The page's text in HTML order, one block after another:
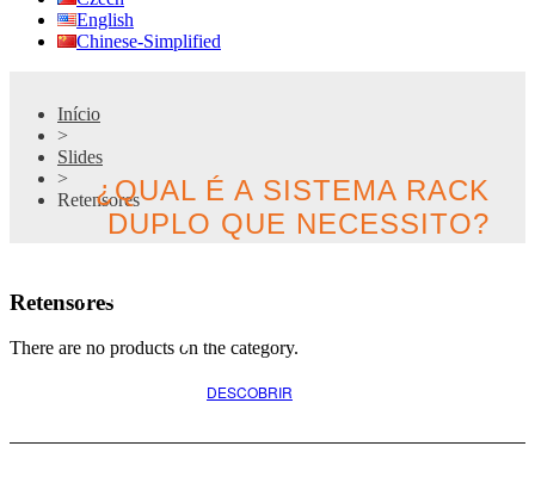
English
Chinese-Simplified
Início
>
Slides
>
Retensores
Retensores
There are no products on the category.
¿QUAL É A SISTEMA RACK
DUPLO QUE NECESSITO?
Procure a melhor opção
DESCOBRIR